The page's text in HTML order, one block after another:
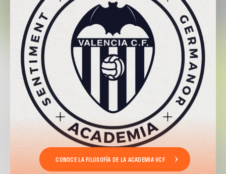
CONOCE LA FILOSOFÍA DE LA ACADEMIA VCF